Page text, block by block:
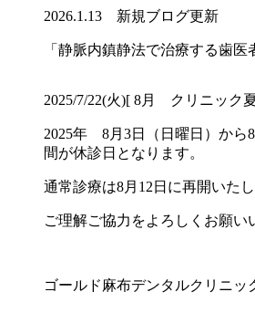
2026.1.13 新規ブログ更新
「静脈内鎮静法で治療する歯医
2025/7/22(火)[ 8月 クリニック
2025年 8月3日（日曜日）から
間が休診日となります。
通常診療は8月12日に再開いたし
ご理解ご協力をよろしくお願い
ゴールド麻布デンタルクリニッ